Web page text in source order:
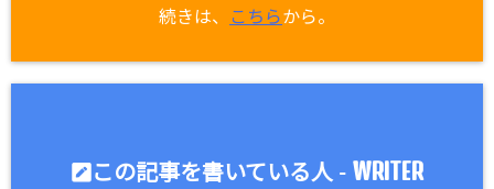
続きは、
こちらから。
この記事を書いている人 - WRITER